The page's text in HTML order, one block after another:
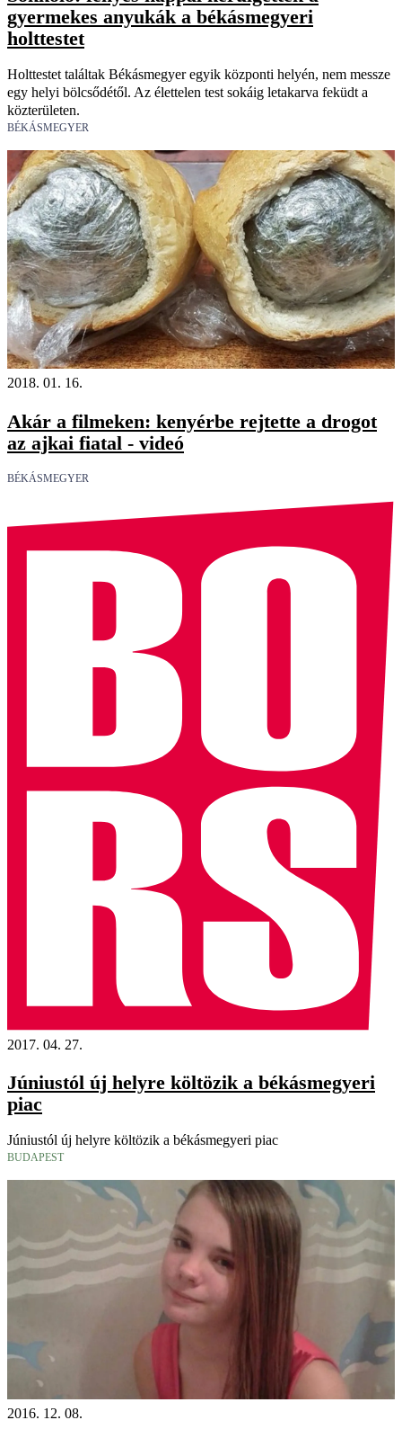
gyermekes anyukák a békásmegyeri
holttestet
Holttestet találtak Békásmegyer egyik központi helyén, nem messze
egy helyi bölcsődétől. Az élettelen test sokáig letakarva feküdt a
közterületen.
BÉKÁSMEGYER
2018. 01. 16.
Akár a filmeken: kenyérbe rejtette a drogot
az ajkai fiatal - videó
BÉKÁSMEGYER
2017. 04. 27.
Júniustól új helyre költözik a békásmegyeri
piac
Júniustól új helyre költözik a békásmegyeri piac
BUDAPEST
2016. 12. 08.